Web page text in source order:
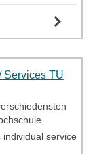
Services TU
individual service